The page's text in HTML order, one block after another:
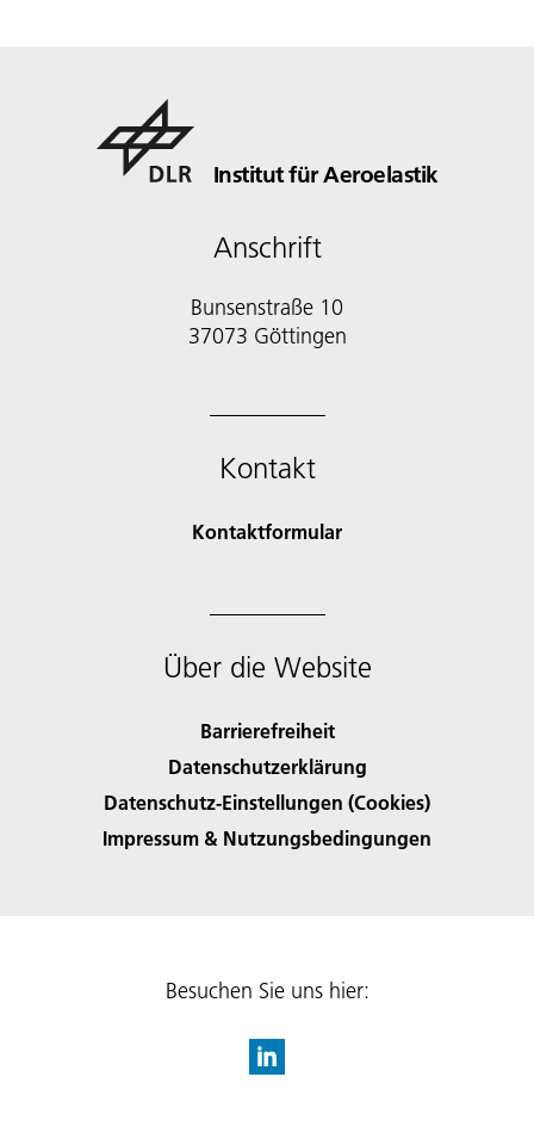
Institut für Aeroelastik
Anschrift
Bunsenstraße 10
37073 Göttingen
Kontakt
Kontaktformular
Über die Website
Barrierefreiheit
Datenschutzerklärung
Datenschutz-Einstellungen (Cookies)
Impressum & Nutzungsbedingungen
Besuchen Sie uns hier: